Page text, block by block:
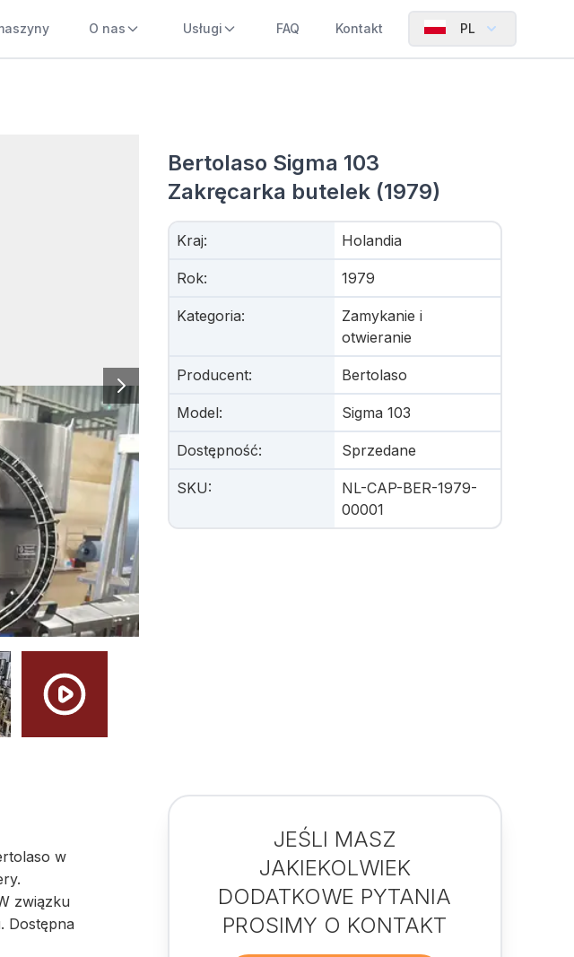
O nas Usługi FAQ Kontakt PL
Bertolaso Sigma 103
Zakręcarka butelek (1979)
Kraj: Holandia
Rok: 1979
Kategoria:
Zamykanie i
otwieranie
Producent: Bertolaso
Model: Sigma 103
Dostępność: Sprzedane
SKU:
NL-CAP-BER-1979-
00001
w
związku
Dostępna
JEŚLI MASZ
JAKIEKOLWIEK
DODATKOWE PYTANIA
PROSIMY O KONTAKT